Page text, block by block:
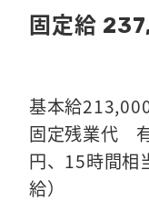
固定給
基本給
固定残業代
円、15時間相
給）